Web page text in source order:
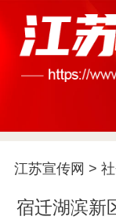
江苏宣传网 >
宿迁湖滨新